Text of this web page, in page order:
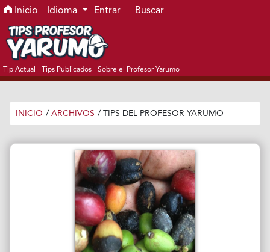
Ir al menú de navegación principal
Ir al contenido principal
Ir al pie de página del sitio
Inicio Idioma Entrar Buscar
Tip Actual Tips Publicados Sobre el Profesor Yarumo
INICIO / ARCHIVOS / TIPS DEL PROFESOR YARUMO